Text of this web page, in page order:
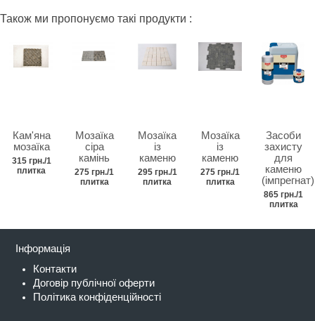
Також ми пропонуємо такі продукти :
Кам'яна
мозаїка
315 грн./1
плитка
Мозаїка
сіра
камінь
275 грн./1
плитка
Мозаїка
із
каменю
295 грн./1
плитка
Мозаїка
із
каменю
275 грн./1
плитка
Засоби
захисту
для
каменю
(імпрегнат)
865 грн./1
плитка
Інформація
Контакти
Договір публічної оферти
Політика конфіденційності